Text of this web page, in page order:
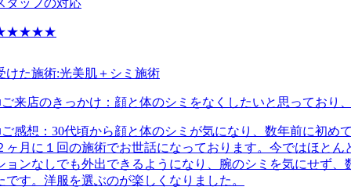
タッフの対応
けた施術:光美肌＋シミ施術
来店のきっかけ： 顔と体のシミをなくしたいと思っており
感想： 30代頃から顔と体のシミが気になり、数年前に初め
ヶ月に１回の施術でお世話になっております。今ではほと
ョンなしでも外出できるようになり、腕のシミを気にせず
です。洋服を選ぶのが楽しくなりました。